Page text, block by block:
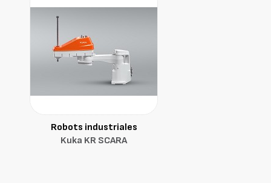
Robots industriales
Kuka KR SCARA